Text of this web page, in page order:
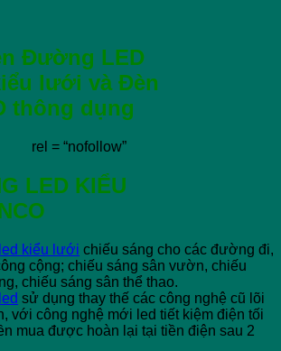
Đường LED
lưới và Đèn
thông dụng
rel = “nofollow”
LED KIỂU
kiểu lưới chiếu sáng cho các đường đi,
cộng; chiếu sáng sân vườn, chiếu
chiếu sáng sân thể thao.
sử dụng thay thế các công nghệ cũ lõi
với công nghệ mới led tiết kiệm điện tối
mua được hoàn lại tại tiền điện sau 2